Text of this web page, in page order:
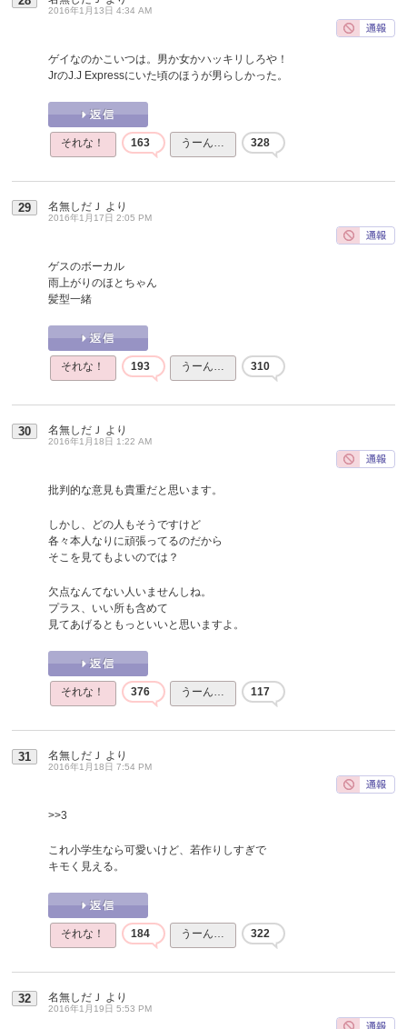
2016年1月13日 4:34 AM
ゲイなのかこいつは。男か女かハッキリしろや！
JrのJ.J Expressにいた頃のほうが男らしかった。
それな！ 163 うーん… 328
29 名無しだＪ より
2016年1月17日 2:05 PM
ゲスのボーカル
雨上がりのほとちゃん
髪型一緒
それな！ 193 うーん… 310
30 名無しだＪ より
2016年1月18日 1:22 AM
批判的な意見も貴重だと思います。
しかし、どの人もそうですけど
各々本人なりに頑張ってるのだから
そこを見てもよいのでは？
欠点なんてない人いませんしね。
プラス、いい所も含めて
見てあげるともっといいと思いますよ。
それな！ 376 うーん… 117
31 名無しだＪ より
2016年1月18日 7:54 PM
>>3
これ小学生なら可愛いけど、若作りしすぎで
キモく見える。
それな！ 184 うーん… 322
32 名無しだＪ より
2016年1月19日 5:53 PM